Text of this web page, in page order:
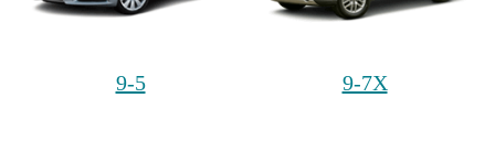
9-5 9-7X